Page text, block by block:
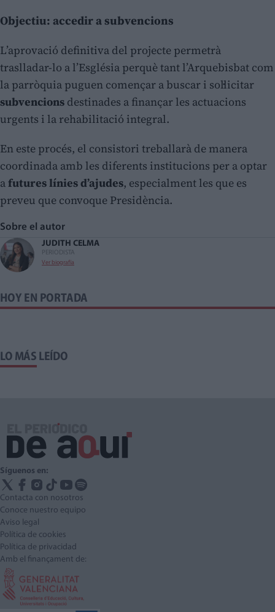
Objectiu: accedir a subvencions
L’aprovació definitiva del projecte permetrà
traslladar-lo a l’Església perquè tant l’Arquebisbat com
la parròquia puguen començar a buscar i sol·licitar
subvencions destinades a finançar les actuacions
urgents i la rehabilitació integral.
En este procés, el consistori treballarà de manera
coordinada amb les diferents institucions per a optar
afutures línies d’ajudes, especialment les que es
preveu que convoque Presidència.
Sobre el autor
JUDITH CELMA
PERIODISTA
Ver biografía
HOY EN PORTADA
LO MÁS LEÍDO
Síguenos en:
Contacta con nosotros
Conoce nuestro equipo
Aviso legal
Política de cookies
Política de privacidad
Amb el finançament de: